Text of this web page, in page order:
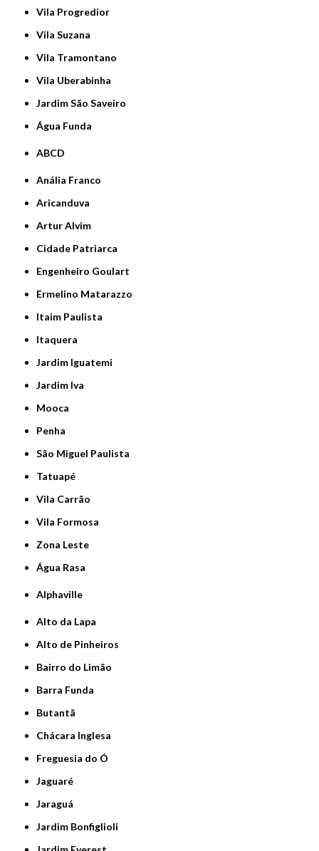
Vila Progredior
Vila Suzana
Vila Tramontano
Vila Uberabinha
jardim São Saveiro
Água Funda
ABCD
Anália Franco
Aricanduva
Artur Alvim
Cidade Patriarca
Engenheiro Goulart
Ermelino Matarazzo
Itaim Paulista
Itaquera
Jardim Iguatemi
Jardim Iva
Mooca
Penha
São Miguel Paulista
Tatuapé
Vila Carrão
Vila Formosa
Zona Leste
Água Rasa
Alphaville
Alto da Lapa
Alto de Pinheiros
Bairro do Limão
Barra Funda
Butantã
Chácara Inglesa
Freguesia do Ó
Jaguaré
Jaraguá
Jardim Bonfiglioli